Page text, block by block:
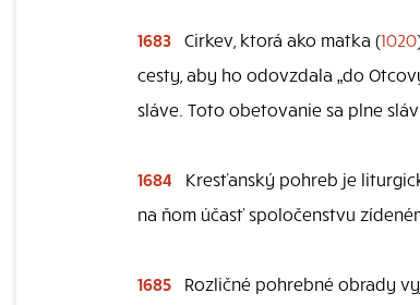
1683 Cirkev, ktorá ako matka (1020
cesty, aby ho odovzdala „do
sláve. Toto obetovanie sa plne
1684
Kresťanský pohreb je
na ňom účasť spoločenstvu
1685
Rozličné pohrebné obrady